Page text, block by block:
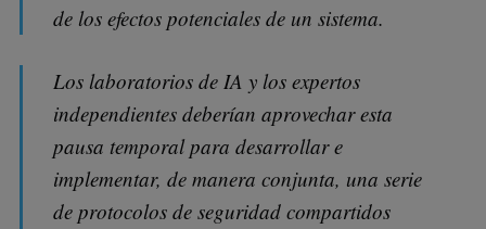
de los efectos potenciales de un sistema.
Los laboratorios de IA y los expertos
independientes deberían aprovechar esta
pausa temporal para desarrollar e
implementar, de manera conjunta, una serie
de protocolos de seguridad compartidos